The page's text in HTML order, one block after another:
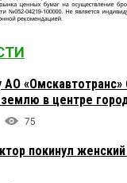
«Омскавтотранс»
в центре
75
покинул